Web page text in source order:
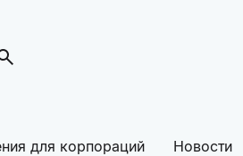
для корпораций Новости